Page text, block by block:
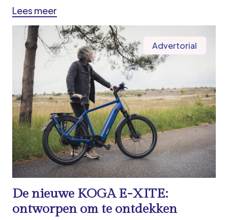
Lees meer
Advertorial
De nieuwe KOGA E-XITE:
ontworpen om te ontdekken